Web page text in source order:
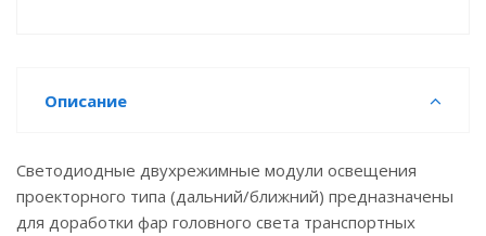
Описание
Светодиодные двухрежимные модули освещения
проекторного типа (дальний/ближний) предназначены
для доработки фар головного света транспортных